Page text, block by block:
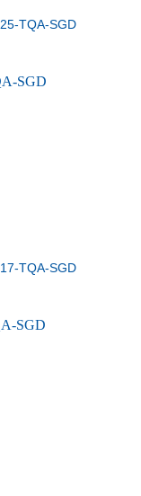
25-TQA-SGD
17-TQA-SGD